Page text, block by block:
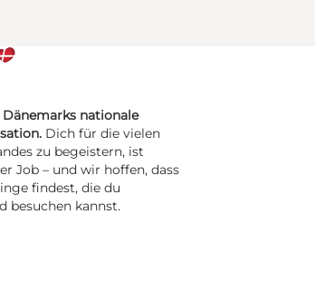
nationale
Dich für die vielen
zu begeistern, ist
Job – und wir hoffen, dass
findest, die du
besuchen kannst.